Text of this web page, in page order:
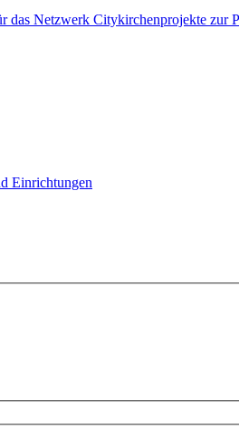
das Netzwerk Citykirchenprojekte zur
Einrichtungen